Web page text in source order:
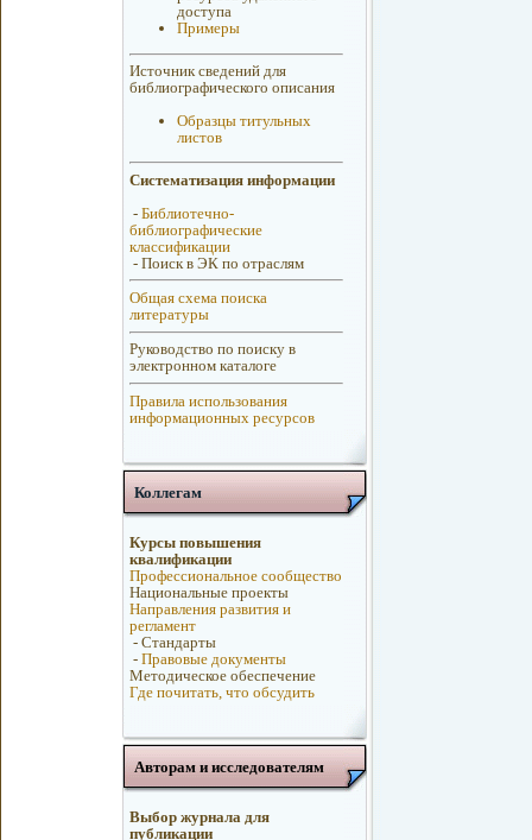
доступа
Примеры
Источник сведений для
библиографического описания
Образцы титульных
листов
Систематизация информации
- Библиотечно-
библиографические
классификации
- Поиск в ЭК по отраслям
Общая схема поиска
литературы
Руководство по поиску в
электронном каталоге
Правила использования
информационных ресурсов
Коллегам
Курсы повышения
квалификации
Профессиональное сообщество
Национальные проекты
Направления развития и
регламент
- Стандарты
- Правовые документы
Методическое обеспечение
Где почитать, что обсудить
Авторам и исследователям
Выбор журнала для
публикации